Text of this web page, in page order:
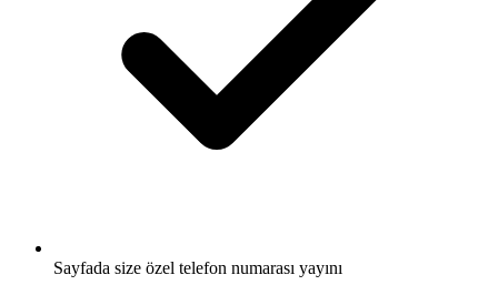
Sayfada size özel telefon numarası yayını